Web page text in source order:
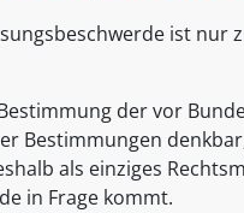
ist nur
der vor
Bestimmungen
als einziges
in Frage kommt.